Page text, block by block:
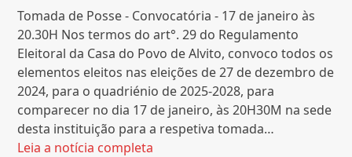
Tomada de Posse - Convocatória - 17 de janeiro às
20.30H Nos termos do art°. 29 do Regulamento
Eleitoral da Casa do Povo de Alvito, convoco todos os
elementos eleitos nas eleições de 27 de dezembro de
2024, para o quadriénio de 2025-2028, para
comparecer no dia 17 de janeiro, às 20H30M na sede
desta instituição para a respetiva tomada…
Leia a notícia completa